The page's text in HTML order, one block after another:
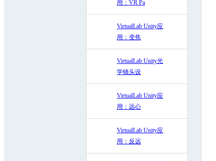
用：VR Pa
VirtualLab Unity应
用：变焦
VirtualLab Unity光
学镜头设
VirtualLab Unity应
用：远心
VirtualLab Unity应
用：反远